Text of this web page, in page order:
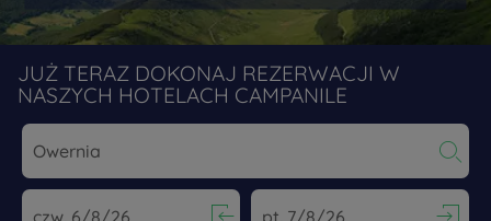
JUŻ TERAZ DOKONAJ REZERWACJI W
NASZYCH HOTELACH CAMPANILE